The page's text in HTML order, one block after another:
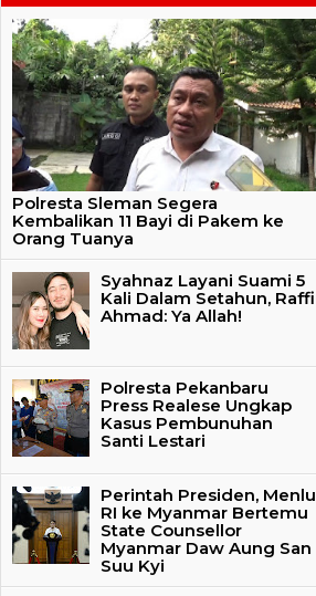
Polresta Sleman Segera
Kembalikan 11 Bayi di Pakem ke
Orang Tuanya
Syahnaz Layani Suami 5
Kali Dalam Setahun, Raffi
Ahmad: Ya Allah!
Polresta Pekanbaru
Press Realese Ungkap
Kasus Pembunuhan
Santi Lestari
Perintah Presiden, Menlu
RI ke Myanmar Bertemu
State Counsellor
Myanmar Daw Aung San
Suu Kyi